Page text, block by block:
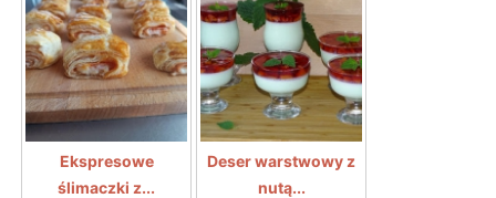
Ekspresowe
ślimaczki z...
Deser warstwowy z
nutą...